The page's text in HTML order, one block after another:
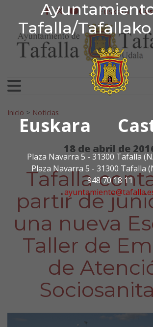
Tafalla/
Euskara
Plaza Navarra 5 - 31300 Tafalla
Plaza Navarra 5 - 31300 Tafalla
948 70 18 11
Ir al contenidofacebook
twitter
youtube
Euskera
Search for:
Inicio > Noticias
18 de abril de
Tafalla
partir de
una nueva
Taller de
de